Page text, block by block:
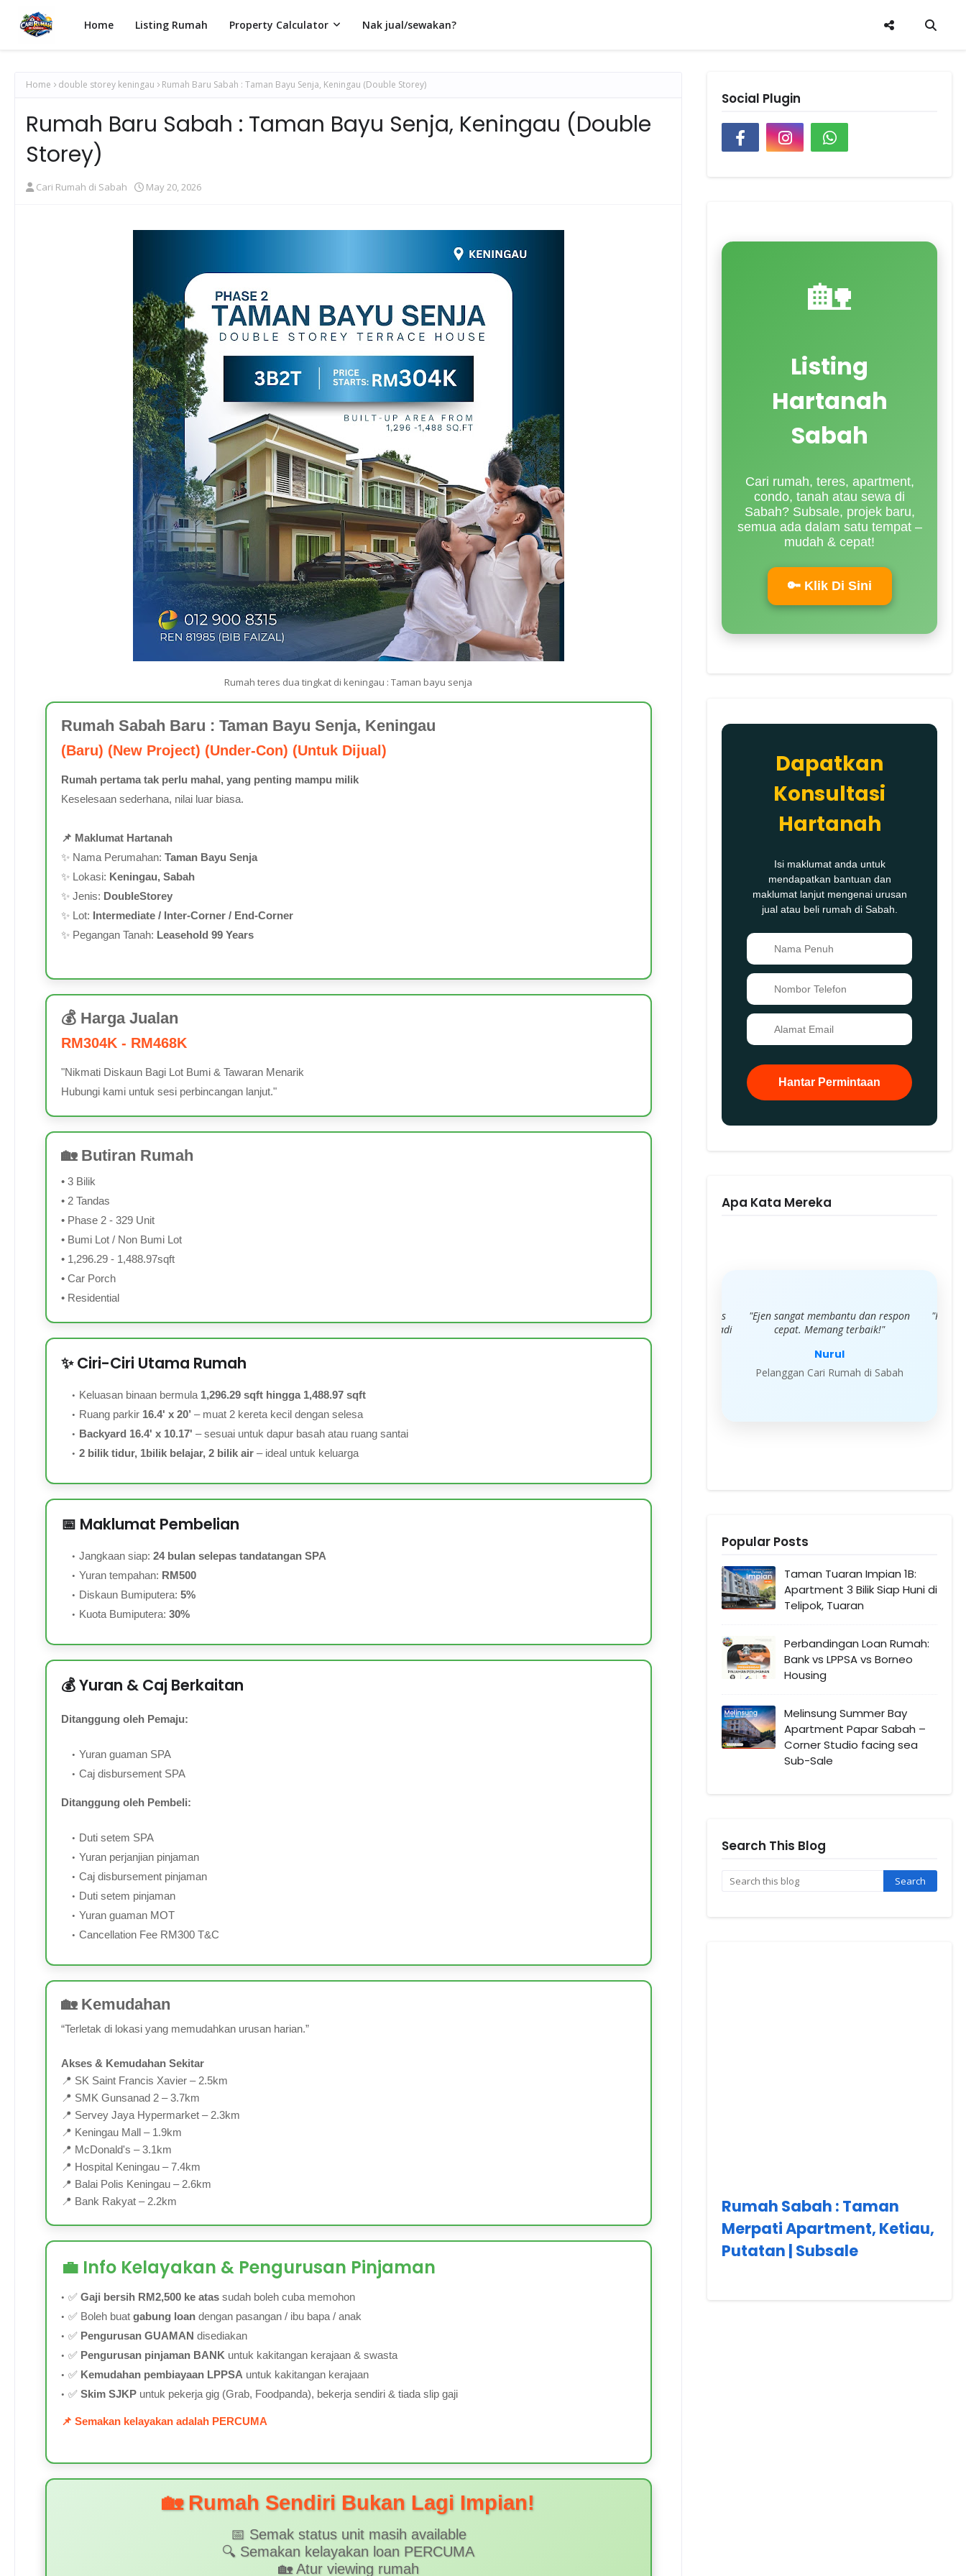
Home Listing Rumah Property Calculator Nak jual/sewakan?
Home double storey keningau Rumah Baru Sabah : Taman Bayu Senja, Keningau (Double Storey)
Rumah Baru Sabah : Taman Bayu Senja, Keningau (Double
Storey)
Cari Rumah di Sabah May 20, 2026
Rumah teres dua tingkat di keningau : Taman bayu senja
Rumah Sabah Baru : Taman Bayu Senja, Keningau
(Baru) (New Project) (Under-Con) (Untuk Dijual)
Rumah pertama tak perlu mahal, yang penting mampu milik
Keselesaan sederhana, nilai luar biasa.
📌 Maklumat Hartanah
✨ Nama Perumahan: Taman Bayu Senja
✨ Lokasi: Keningau, Sabah
✨ Jenis: DoubleStorey
✨ Lot: Intermediate / Inter-Corner / End-Corner
✨ Pegangan Tanah: Leasehold 99 Years
💰 Harga Jualan
RM304K - RM468K
"Nikmati Diskaun Bagi Lot Bumi & Tawaran Menarik
Hubungi kami untuk sesi perbincangan lanjut."
🏡 Butiran Rumah
• 3 Bilik
• 2 Tandas
• Phase 2 - 329 Unit
• Bumi Lot / Non Bumi Lot
• 1,296.29 - 1,488.97sqft
• Car Porch
• Residential
✨ Ciri-Ciri Utama Rumah
Keluasan binaan bermula 1,296.29 sqft hingga 1,488.97 sqft
Ruang parkir 16.4' x 20’– muat 2 kereta kecil dengan selesa
Backyard 16.4' x 10.17' – sesuai untuk dapur basah atau ruang santai
2 bilik tidur, 1bilik belajar, 2 bilik air– ideal untuk keluarga
📅 Maklumat Pembelian
Jangkaan siap: 24 bulan selepas tandatangan SPA
Yuran tempahan: RM500
Diskaun Bumiputera: 5%
Kuota Bumiputera: 30%
💰 Yuran & Caj Berkaitan
Ditanggung oleh Pemaju:
Yuran guaman SPA
Caj disbursement SPA
Ditanggung oleh Pembeli:
Duti setem SPA
Yuran perjanjian pinjaman
Caj disbursement pinjaman
Duti setem pinjaman
Yuran guaman MOT
Cancellation Fee RM300 T&C
🏡 Kemudahan
“Terletak di lokasi yang memudahkan urusan harian.”
Akses & Kemudahan Sekitar
📍 SK Saint Francis Xavier – 2.5km
📍 SMK Gunsanad 2 – 3.7km
📍 Servey Jaya Hypermarket – 2.3km
📍 Keningau Mall – 1.9km
📍 McDonald's – 3.1km
📍 Hospital Keningau – 7.4km
📍 Balai Polis Keningau – 2.6km
📍 Bank Rakyat – 2.2km
💼 Info Kelayakan & Pengurusan Pinjaman
✅ Gaji bersih RM2,500 ke atassudah boleh cuba memohon
✅ Boleh buat gabung loandengan pasangan / ibu bapa / anak
✅ Pengurusan GUAMAN disediakan
✅ Pengurusan pinjaman BANK untuk kakitangan kerajaan & swasta
✅ Kemudahan pembiayaan LPPSA untuk kakitangan kerajaan
✅ Skim SJKPuntuk pekerja gig (Grab, Foodpanda), bekerja sendiri & tiada slip gaji
📌 Semakan kelayakan adalah PERCUMA
🏡 Rumah Sendiri Bukan Lagi Impian!
📅 Semak status unit masih available
🔍 Semakan kelayakan loan PERCUMA
🏡 Atur viewing rumah
Social Plugin
🏡
Listing
Hartanah
Sabah
Cari rumah, teres, apartment,
condo, tanah atau sewa di
Sabah? Subsale, projek baru,
semua ada dalam satu tempat –
mudah & cepat!
🔑 Klik Di Sini
Dapatkan
Konsultasi
Hartanah
Isi maklumat anda untuk
mendapatkan bantuan dan
maklumat lanjut mengenai urusan
jual atau beli rumah di Sabah.
Hantar Permintaan
Apa Kata Mereka
"Saya sangat puas hati dengan servis
yang diberikan. Urusan cari rumah jadi
lebih mudah."
"Ejen sangat membantu dan respon
cepat. Memang terbaik!"
Nurul
Pelanggan Cari Rumah di Sabah
Popular Posts
Taman Tuaran Impian 1B:
Apartment 3 Bilik Siap Huni di
Telipok, Tuaran
Perbandingan Loan Rumah:
Bank vs LPPSA vs Borneo
Housing
Melinsung Summer Bay
Apartment Papar Sabah –
Corner Studio facing sea
Sub-Sale
Search This Blog
Rumah Sabah : Taman
Merpati Apartment, Ketiau,
Putatan | Subsale